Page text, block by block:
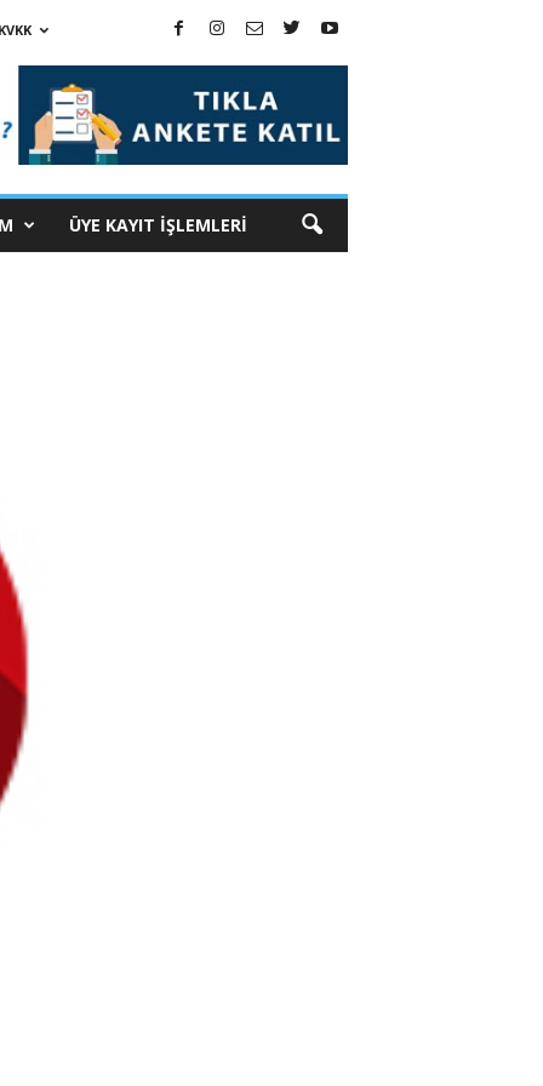
ÜYE KAYIT İŞLEMLERİ